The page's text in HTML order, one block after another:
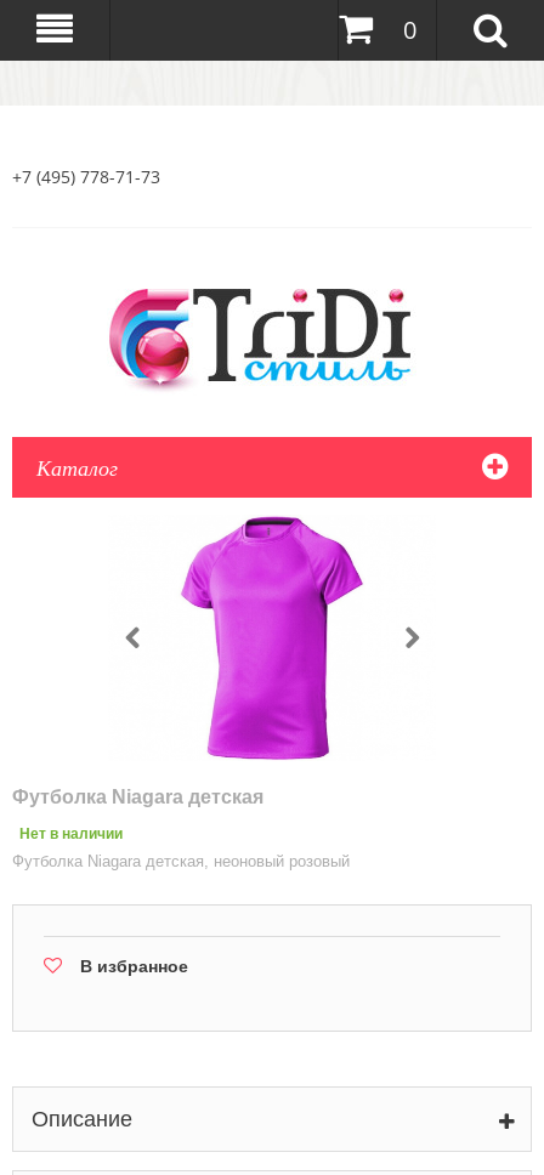
0
+7 (495) 778-71-73
Каталог
Футболка Niagara детская
Нет в наличии
Футболка Niagara детская, неоновый розовый
В избранное
Описание